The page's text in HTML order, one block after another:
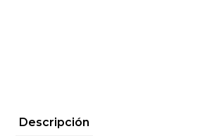
Descripción